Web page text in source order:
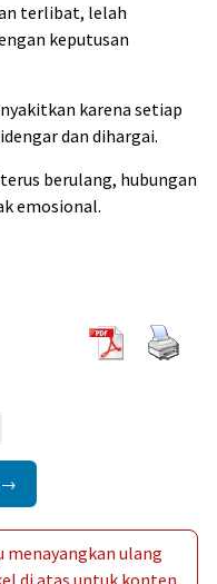
terlibat, lelah
keputusan
karena setiap
dan dihargai.
berulang, hubungan
emosional.
→
ulang